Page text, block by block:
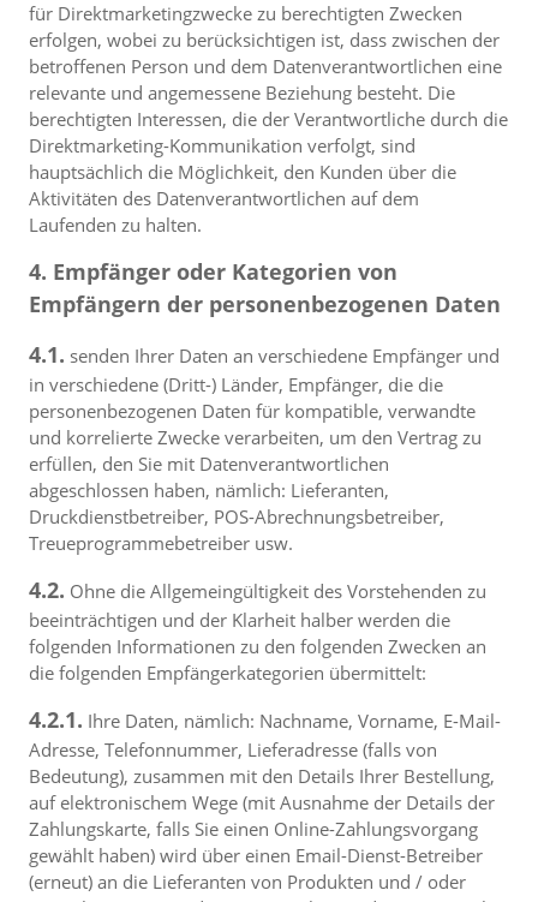
für Direktmarketingzwecke zu berechtigten Zwecken
erfolgen, wobei zu berücksichtigen ist, dass zwischen der
betroffenen Person und dem Datenverantwortlichen eine
relevante und angemessene Beziehung besteht. Die
berechtigten Interessen, die der Verantwortliche durch die
Direktmarketing-Kommunikation verfolgt, sind
hauptsächlich die Möglichkeit, den Kunden über die
Aktivitäten des Datenverantwortlichen auf dem
Laufenden zu halten.
4. Empfänger oder Kategorien von
Empfängern der personenbezogenen Daten
4.1. senden Ihrer Daten an verschiedene Empfänger und
in verschiedene (Dritt-) Länder, Empfänger, die die
personenbezogenen Daten für kompatible, verwandte
und korrelierte Zwecke verarbeiten, um den Vertrag zu
erfüllen, den Sie mit Datenverantwortlichen
abgeschlossen haben, nämlich: Lieferanten,
Druckdienstbetreiber, POS-Abrechnungsbetreiber,
Treueprogrammebetreiber usw.
4.2. Ohne die Allgemeingültigkeit des Vorstehenden zu
beeinträchtigen und der Klarheit halber werden die
folgenden Informationen zu den folgenden Zwecken an
die folgenden Empfängerkategorien übermittelt:
4.2.1. Ihre Daten, nämlich: Nachname, Vorname, E-Mail-
Adresse, Telefonnummer, Lieferadresse (falls von
Bedeutung), zusammen mit den Details Ihrer Bestellung,
auf elektronischem Wege (mit Ausnahme der Details der
Zahlungskarte, falls Sie einen Online-Zahlungsvorgang
gewählt haben) wird über einen Email-Dienst-Betreiber
(erneut) an die Lieferanten von Produkten und / oder